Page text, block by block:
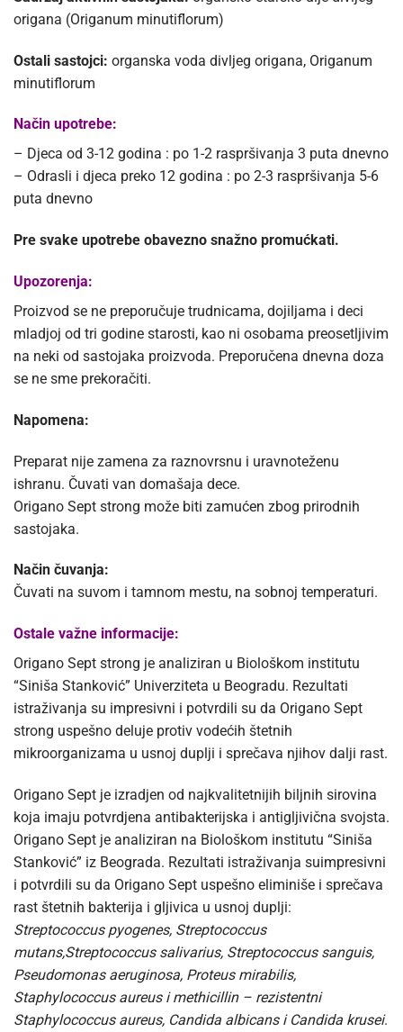
origana (Origanum minutiflorum)
Ostali sastojci: organska voda divljeg origana, Origanum
minutiflorum
Način upotrebe:
– Djeca od 3-12 godina : po 1-2 raspršivanja 3 puta dnevno
– Odrasli i djeca preko 12 godina : po 2-3 raspršivanja 5-6
puta dnevno
Pre svake upotrebe obavezno snažno promućkati.
Upozorenja:
Proizvod se ne preporučuje trudnicama, dojiljama i deci
mladjoj od tri godine starosti, kao ni osobama preosetljivim
na neki od sastojaka proizvoda. Preporučena dnevna doza
se ne sme prekoračiti.
Napomena:
Preparat nije zamena za raznovrsnu i uravnoteženu
ishranu. Čuvati van domašaja dece.
Origano Sept strong može biti zamućen zbog prirodnih
sastojaka.
Način čuvanja:
Čuvati na suvom i tamnom mestu, na sobnoj temperaturi.
Ostale važne informacije:
Origano Sept strong je analiziran u Biološkom institutu
“Siniša Stanković” Univerziteta u Beogradu. Rezultati
istraživanja su impresivni i potvrdili su da Origano Sept
strong uspešno deluje protiv vodećih štetnih
mikroorganizama u usnoj duplji i sprečava njihov dalji rast.
Origano Sept je izradjen od najkvalitetnijih biljnih sirovina
koja imaju potvrdjena antibakterijska i antigljivična svojsta.
Origano Sept je analiziran na Biološkom institutu “Siniša
Stanković” iz Beograda. Rezultati istraživanja suimpresivni
i potvrdili su da Origano Sept uspešno eliminiše i sprečava
rast štetnih bakterija i gljivica u usnoj duplji:
Streptococcus pyogenes, Streptococcus
mutans,Streptococcus salivarius, Streptococcus sanguis,
Pseudomonas aeruginosa, Proteus mirabilis,
Staphylococcus aureus i methicillin – rezistentni
Staphylococcus aureus, Candida albicans i Candida krusei.